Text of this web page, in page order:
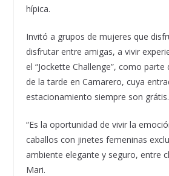
hípica.
Invitó a grupos de mujeres que
disfrutar entre amigas, a vivir
el “Jockette Challenge”, como
de la tarde en Camarero, cuya
estacionamiento siempre son grátis.
“Es la oportunidad de vivir la
caballos con jinetes femeninas
ambiente elegante y seguro, entre
Mari.